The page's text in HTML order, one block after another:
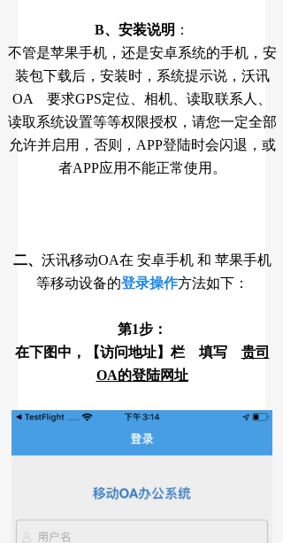
B、安装说明 ：
不管是苹果手机，还是安卓系统的手机，安
装包下载后，安装时，系统提示说，沃讯
OA 要求GPS定位、相机、读取联系人、
读取系统设置等等权限授权，请您一定全部
允许并启用，否则，APP登陆时会闪退，或
者APP应用不能正常使用。
二、 沃讯移动OA在 安卓手机 和 苹果手机
等移动设备的登录操作方法如下：
第1步：
在下图中，【访问地址】栏 填写 贵司
OA的登陆网址